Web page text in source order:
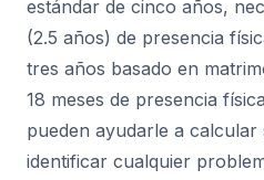
estándar de cinco años,
(2.5 años) de presencia
tres años basado en
18 meses de presencia
pueden ayudarle a calcular
identificar cualquier